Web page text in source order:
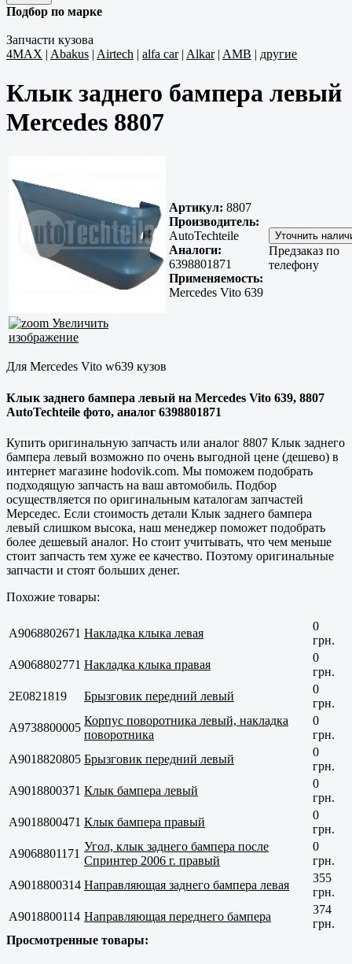
Подбор по марке
Запчасти кузова
4MAX | Abakus | Airtech | alfa car| Alkar| AMB | другие
Клык заднего бампера левый
Mercedes 8807
Увеличить
изображение
Артикул: 8807
Производитель:
AutoTechteile
Аналоги:
6398801871
Применяемость:
Mercedes Vito 639
Предзаказ по
телефону
Для Mercedes Vito w639 кузов
Клык заднего бампера левый на Mercedes Vito 639, 8807
AutoTechteile фото, аналог 6398801871
Купить оригинальную запчасть или аналог 8807 Клык заднего
бампера левый возможно по очень выгодной цене (дешево) в
интернет магазине hodovik.com. Мы поможем подобрать
подходящую запчасть на ваш автомобиль. Подбор
осуществляется по оригинальным каталогам запчастей
Мерседес. Если стоимость детали Клык заднего бампера
левый слишком высока, наш менеджер поможет подобрать
более дешевый аналог. Но стоит учитывать, что чем меньше
стоит запчасть тем хуже ее качество. Поэтому оригинальные
запчасти и стоят больших денег.
Похожие товары:
A9068802671 Накладка клыка левая
0
грн.
A9068802771 Накладка клыка правая
0
грн.
2E0821819
Брызговик передний левый
0
грн.
A9738800005
Корпус поворотника левый, накладка
поворотника
0
грн.
A9018820805 Брызговик передний левый
0
грн.
A9018800371 Клык бампера левый
0
грн.
A9018800471 Клык бампера правый
0
грн.
A9068801171
Угол, клык заднего бампера после
Спринтер 2006 г. правый
0
грн.
A9018800314 Направляющая заднего бампера левая
355
грн.
A9018800114 Направляющая переднего бампера
374
грн.
Просмотренные товары: